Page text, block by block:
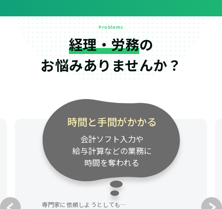
Problems
経理・労務の
お悩みありませんか？
時間と手間がかかる
会計ソフト入力や
給与計算などの業務に
時間を奪われる
専門家に依頼しようとしても…